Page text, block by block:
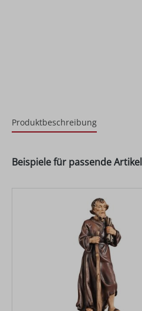
Produktbeschreibung
Beispiele für passende Artikel